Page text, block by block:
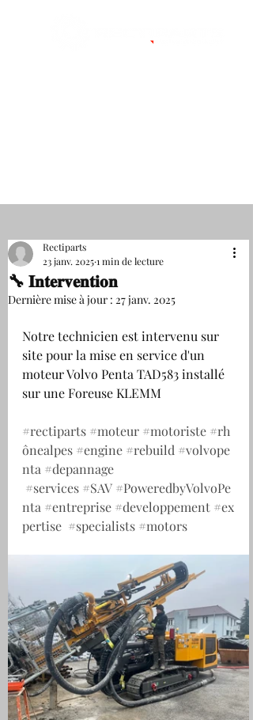
🔧 𝐈𝐧𝐭𝐞𝐫𝐯𝐞𝐧𝐭𝐢𝐨𝐧
Rectiparts
23 janv. 20251 min de lecture
Dernière mise à jour : 27 janv. 2025
Notre technicien est intervenu sur
site pour la mise en service d'un
moteur Volvo Penta TAD583 installé
sur une Foreuse KLEMM
#rectiparts #moteur #motoriste #rh
ônealpes #engine #rebuild #volvope
nta #depannage
#services #SAV #PoweredbyVolvoPe
nta #entreprise #developpement #ex
pertise #specialists #motors